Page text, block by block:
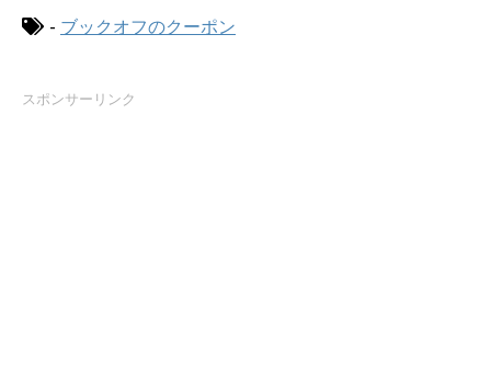
- ブックオフのクーポン
スポンサーリンク